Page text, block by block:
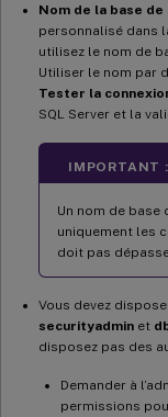
Nom de la base de
personnalisé dans
utilisez le nom de
Utiliser le nom par
Tester la
SQL Server et la
IMPORTANT :
Un nom de
uniquement les
doit pas
Vous devez
securityadmin et
disposez pas des
Demander à
permissions